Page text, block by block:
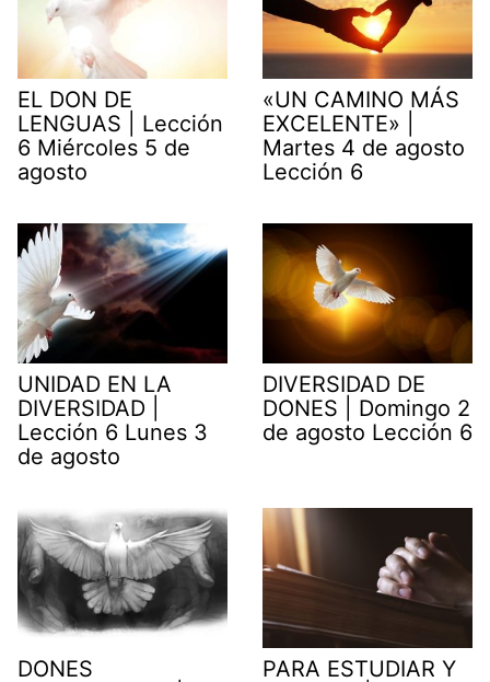
EL DON DE
LENGUAS | Lección
6 Miércoles 5 de
agosto
«UN CAMINO MÁS
EXCELENTE» |
Martes 4 de agosto
Lección 6
UNIDAD EN LA
DIVERSIDAD |
Lección 6 Lunes 3
de agosto
DIVERSIDAD DE
DONES | Domingo 2
de agosto Lección 6
DONES
PARA ESTUDIAR Y